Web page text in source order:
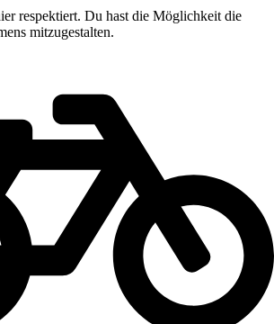
respektiert. Du hast die Möglichkeit die
mitzugestalten.